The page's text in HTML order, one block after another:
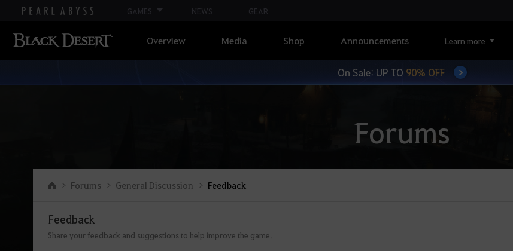
GAMES NEWS GEAR
Overview Media Shop Announcements Learn more
On Sale: UP TO 90% OFF
Forums
Go to the main page Forums General Discussion Feedback
Feedback
Share your feedback and suggestions to help improve the game.